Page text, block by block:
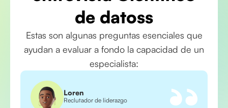
de datoss
Estas son algunas preguntas esenciales que
ayudan a evaluar a fondo la capacidad de un
especialista:
Loren
Reclutador de liderazgo